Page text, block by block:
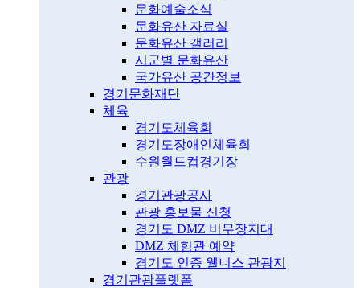
문화예술소식
문화유산 자료실
문화유산 갤러리
시군별 문화유산
국가유산 공간정보
경기문화재단
체육
경기도체육회
경기도장애인체육회
수원월드컵경기장
관광
경기관광공사
관광 홍보물 신청
경기도 DMZ 비무장지대
DMZ 체험관 예약
경기도 인증 웰니스 관광지
경기관광플랫폼